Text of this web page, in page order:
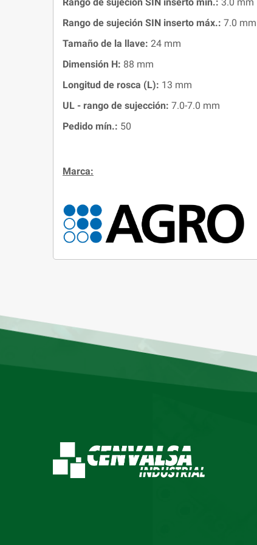
Rango de sujeción SIN inserto máx.: 7.0 mm
Tamaño de la llave: 24 mm
Dimensión H: 88 mm
Longitud de rosca (L): 13 mm
UL - rango de sujección: 7.0-7.0 mm
Pedido mín.: 50
Marca: